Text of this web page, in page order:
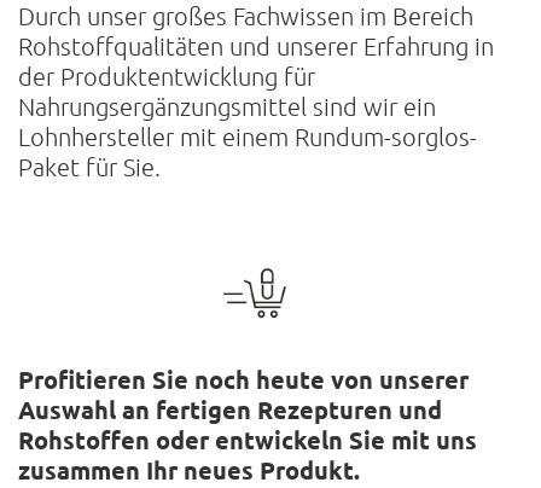
Durch unser großes Fachwissen im Bereich
Rohstoffqualitäten und unserer Erfahrung in
der Produktentwicklung für
Nahrungsergänzungsmittel sind wir ein
Lohnhersteller mit einem Rundum-sorglos-
Paket für Sie.
Profitieren Sie noch heute von unserer
Auswahl an fertigen Rezepturen und
Rohstoffen oder entwickeln Sie mit uns
zusammen Ihr neues Produkt.